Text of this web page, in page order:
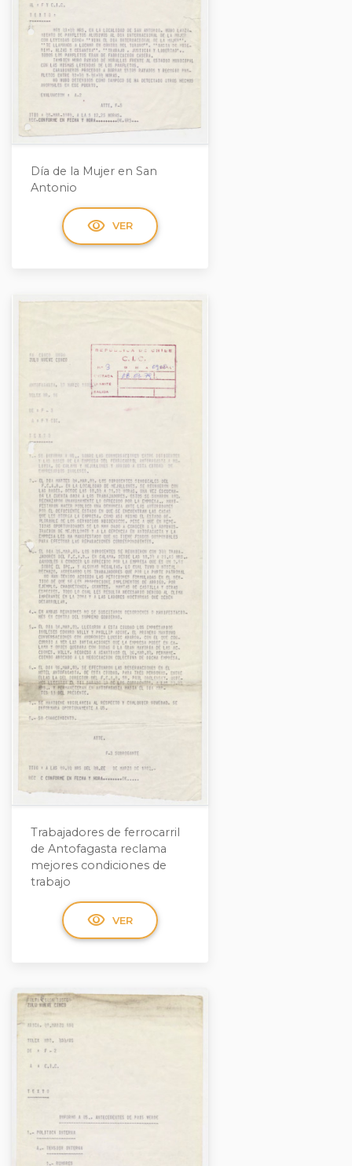
Día de la Mujer en San
Antonio
visibility VER
Trabajadores de ferrocarril
de Antofagasta reclama
mejores condiciones de
trabajo
visibility VER